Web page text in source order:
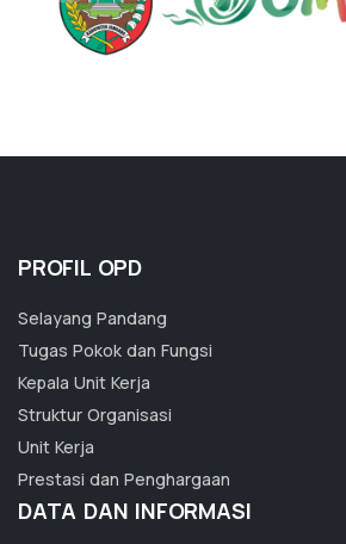
PROFIL OPD
Selayang Pandang
Tugas Pokok dan Fungsi
Kepala Unit Kerja
Struktur Organisasi
Unit Kerja
Prestasi dan Penghargaan
DATA DAN INFORMASI